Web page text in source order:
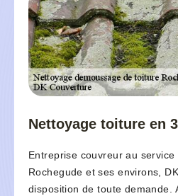
Nettoyage toiture en
Entreprise couvreur au
Rochegude et ses environs,
disposition de toute demande.